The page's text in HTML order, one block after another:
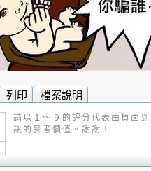
列印 檔案說明
請以１～９的評分代表由負面
訊的參考價值。謝謝！